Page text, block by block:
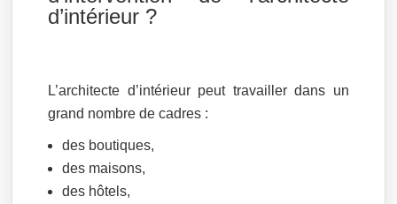
d’intérieur ?
L’architecte d’intérieur peut travailler dans un
grand nombre de cadres :
des boutiques,
des maisons,
des hôtels,